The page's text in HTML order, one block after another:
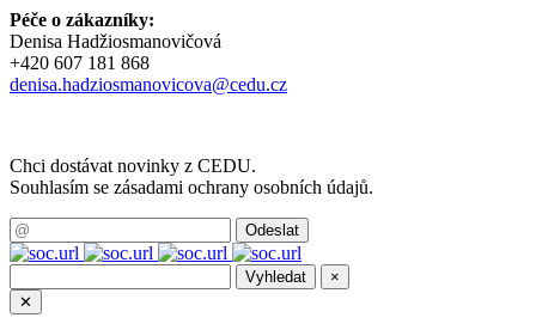
Péče o zákazníky:
Denisa Hadžiosmanovičová
+420 607 181 868
denisa.hadziosmanovicova@cedu.cz
Chci dostávat novinky z CEDU.
Souhlasím se zásadami ochrany osobních údajů.
×
✕